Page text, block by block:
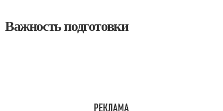
Важность подготовки